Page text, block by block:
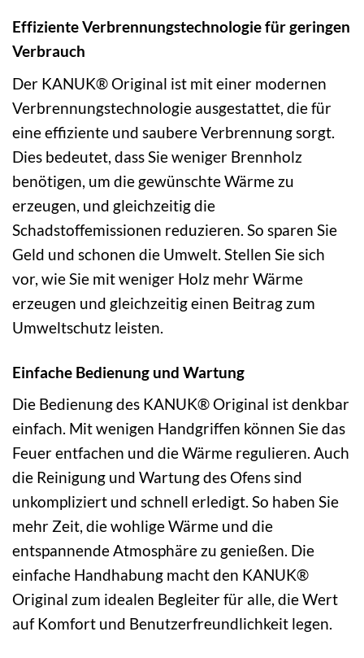
Effiziente Verbrennungstechnologie für geringen
Verbrauch
Der KANUK® Original ist mit einer modernen
Verbrennungstechnologie ausgestattet, die für
eine effiziente und saubere Verbrennung sorgt.
Dies bedeutet, dass Sie weniger Brennholz
benötigen, um die gewünschte Wärme zu
erzeugen, und gleichzeitig die
Schadstoffemissionen reduzieren. So sparen Sie
Geld und schonen die Umwelt. Stellen Sie sich
vor, wie Sie mit weniger Holz mehr Wärme
erzeugen und gleichzeitig einen Beitrag zum
Umweltschutz leisten.
Einfache Bedienung und Wartung
Die Bedienung des KANUK® Original ist denkbar
einfach. Mit wenigen Handgriffen können Sie das
Feuer entfachen und die Wärme regulieren. Auch
die Reinigung und Wartung des Ofens sind
unkompliziert und schnell erledigt. So haben Sie
mehr Zeit, die wohlige Wärme und die
entspannende Atmosphäre zu genießen. Die
einfache Handhabung macht den KANUK®
Original zum idealen Begleiter für alle, die Wert
auf Komfort und Benutzerfreundlichkeit legen.